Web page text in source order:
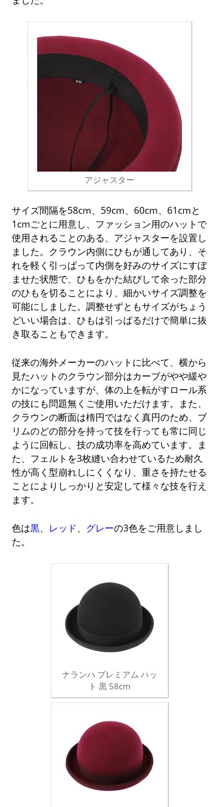
アジャスター
サイズ間隔を58cm、59cm、60cm、61cmと
1cmごとに用意し、ファッション用のハットで
使用されることのある、アジャスターを設置し
ました。クラウン内側にひもが通してあり、そ
れを軽く引っぱって内側を好みのサイズにすぼ
ませた状態で、ひもをかた結びして余った部分
のひもを切ることにより、細かいサイズ調整を
可能にしました。調整せずともサイズがちょう
どいい場合は、ひもは引っぱるだけで簡単に抜
き取ることもできます。
従来の海外メーカーのハットに比べて、横から
見たハットのクラウン部分はカーブがやや緩や
かになっていますが、体の上を転がすロール系
の技にも問題無くご使用いただけます。また、
クラウンの断面は楕円ではなく真円のため、ブ
リムのどの部分を持って技を行っても常に同じ
ように回転し、技の成功率を高めています。ま
た、フェルトを3枚縫い合わせているため耐久
性が高く型崩れしにくくなり、重さを持たせる
ことによりしっかりと安定して様々な技を行え
ます。
色は黒、 レッド、 グレーの3色をご用意しまし
た。
ナランハ プレミアム ハッ
ト 黒 58cm